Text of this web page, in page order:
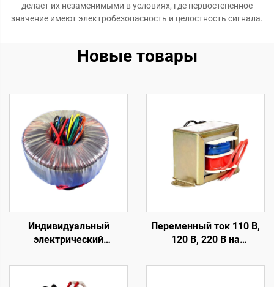
делает их незаменимыми в условиях, где первостепенное
значение имеют электробезопасность и целостность сигнала.
Новые товары
Индивидуальный
электрический
трансформатор 500 ВА
для аудиоусилителей,
Переменный ток 110 В,
120 В, 220 В на
12 В, 15 В, 18 В, 24 В,